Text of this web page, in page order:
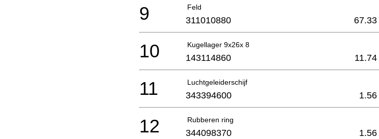
Feld
9 311010880 67.33
Kugellager 9x26x 8
10 143114860 11.74
Luchtgeleiderschijf
11 343394600 1.56
Rubberen ring
12 344098370 1.56